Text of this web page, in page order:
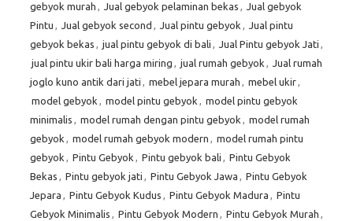
gebyok murah , Jual gebyok pelaminan bekas , Jual gebyok
Pintu , Jual gebyok second , Jual pintu gebyok , Jual pintu
gebyok bekas , jual pintu gebyok di bali , Jual Pintu gebyok Jati ,
jual pintu ukir bali harga miring , jual rumah gebyok , Jual rumah
joglo kuno antik dari jati , mebel jepara murah , mebel ukir,
model gebyok , model pintu gebyok , model pintu gebyok
minimalis , model rumah dengan pintu gebyok , model rumah
gebyok , model rumah gebyok modern , model rumah pintu
gebyok , Pintu Gebyok , Pintu gebyok bali , Pintu Gebyok
Bekas , Pintu gebyok jati , Pintu Gebyok Jawa , Pintu Gebyok
Jepara , Pintu Gebyok Kudus , Pintu Gebyok Madura , Pintu
Gebyok Minimalis , Pintu Gebyok Modern , Pintu Gebyok Murah ,